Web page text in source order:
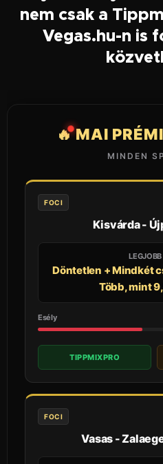
nem csak a
Vegas.hu-n is
🔥 MAI
MINDEN
FOCI
Kisvárda -
Döntetlen + Mindkét
Több, mint
Esély
TIPPMIXPRO
FOCI
Vasas -